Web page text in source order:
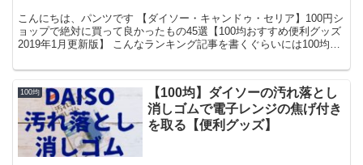
こんにちは、パンツです 【ダイソー・キャンドゥ・セリア】100円シ
ョップで絶対に買って良かったもの45選【100均おすすめ便利グッズ
2019年1月更新版】 こんなランキング記事を書くぐらいには100均が
100均
【100均】ダイソーの汚れ落とし
消しゴムで電子レンジの焦げ付き
を取る【便利グッズ】